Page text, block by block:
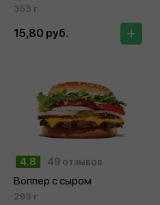
353 г
15,80 руб.
4.8 49 отзывов
Воппер с сыром
293 г